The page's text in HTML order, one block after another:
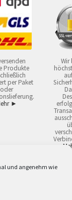
und angenehm wie
Produkte
per Paket
oder
►
Wir
Unsere